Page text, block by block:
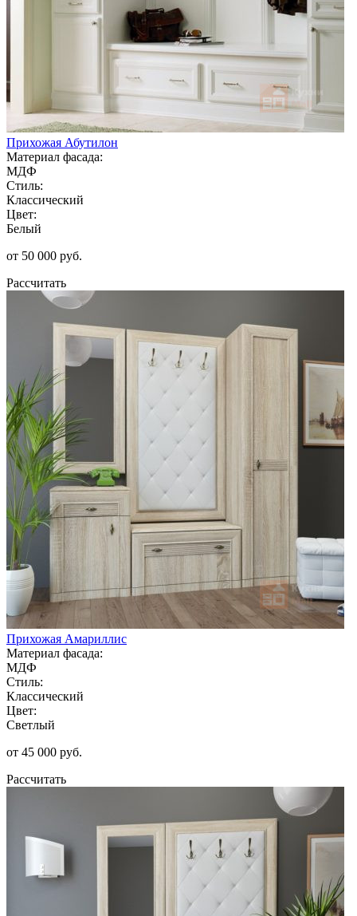
Прихожая Абутилон
Материал фасада:
МДФ
Стиль:
Классический
Цвет:
Белый
от 50 000 руб.
Рассчитать
Прихожая Амариллис
Материал фасада:
МДФ
Стиль:
Классический
Цвет:
Светлый
от 45 000 руб.
Рассчитать